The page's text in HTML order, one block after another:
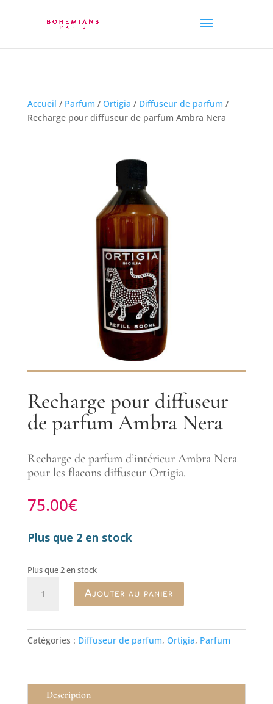
Accueil / Parfum / Ortigia / Diffuseur de parfum /
Recharge pour diffuseur de parfum Ambra Nera
Recharge pour diffuseur
de parfum Ambra Nera
Recharge de parfum d’intérieur Ambra Nera
pour les flacons diffuseur Ortigia.
75.00€
Plus que 2 en stock
Plus que 2 en stock
diffuseur
Ambra
Nera
Ajouter au panier
Catégories : Diffuseur de parfum, Ortigia, Parfum
Description